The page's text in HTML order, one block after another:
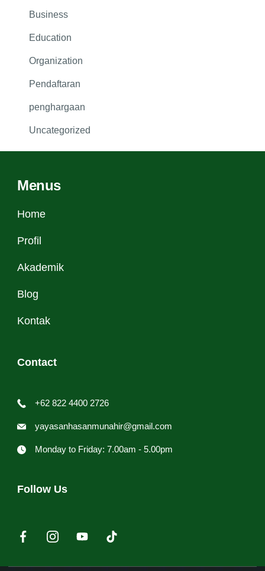
Business
Education
Organization
Pendaftaran
penghargaan
Uncategorized
Menus
Home
Profil
Akademik
Blog
Kontak
Contact
+62 822 4400 2726
yayasanhasanmunahir@gmail.com
Monday to Friday: 7.00am - 5.00pm
Follow Us